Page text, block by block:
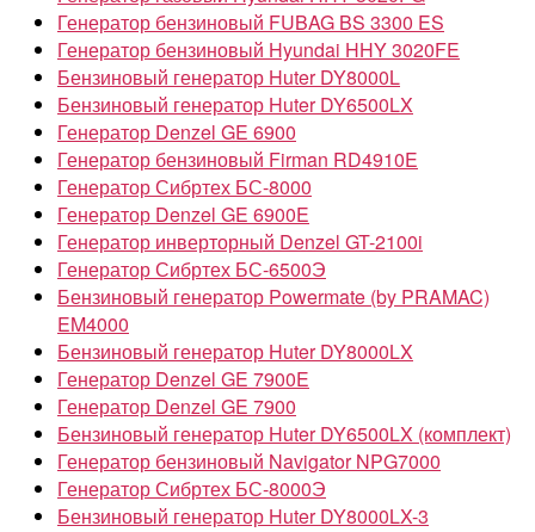
Генератор бензиновый FUBAG BS 3300 ES
Генератор бензиновый Hyundai HHY 3020FE
Бензиновый генератор Huter DY8000L
Бензиновый генератор Huter DY6500LX
Генератор Denzel GE 6900
Генератор бензиновый Firman RD4910E
Генератор Сибртех БС-8000
Генератор Denzel GE 6900E
Генератор инверторный Denzel GT-2100i
Генератор Сибртех БС-6500Э
Бензиновый генератор Powermate (by PRAMAC)
EM4000
Бензиновый генератор Huter DY8000LX
Генератор Denzel GE 7900E
Генератор Denzel GE 7900
Бензиновый генератор Huter DY6500LX (комплект)
Генератор бензиновый Navigator NPG7000
Генератор Сибртех БС-8000Э
Бензиновый генератор Huter DY8000LX-3